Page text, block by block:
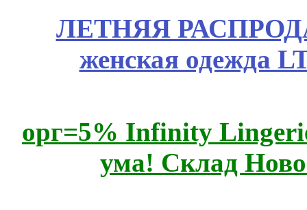
ЛЕТНЯЯ
женская одежда
орг=5% Infinity
ума! Склад